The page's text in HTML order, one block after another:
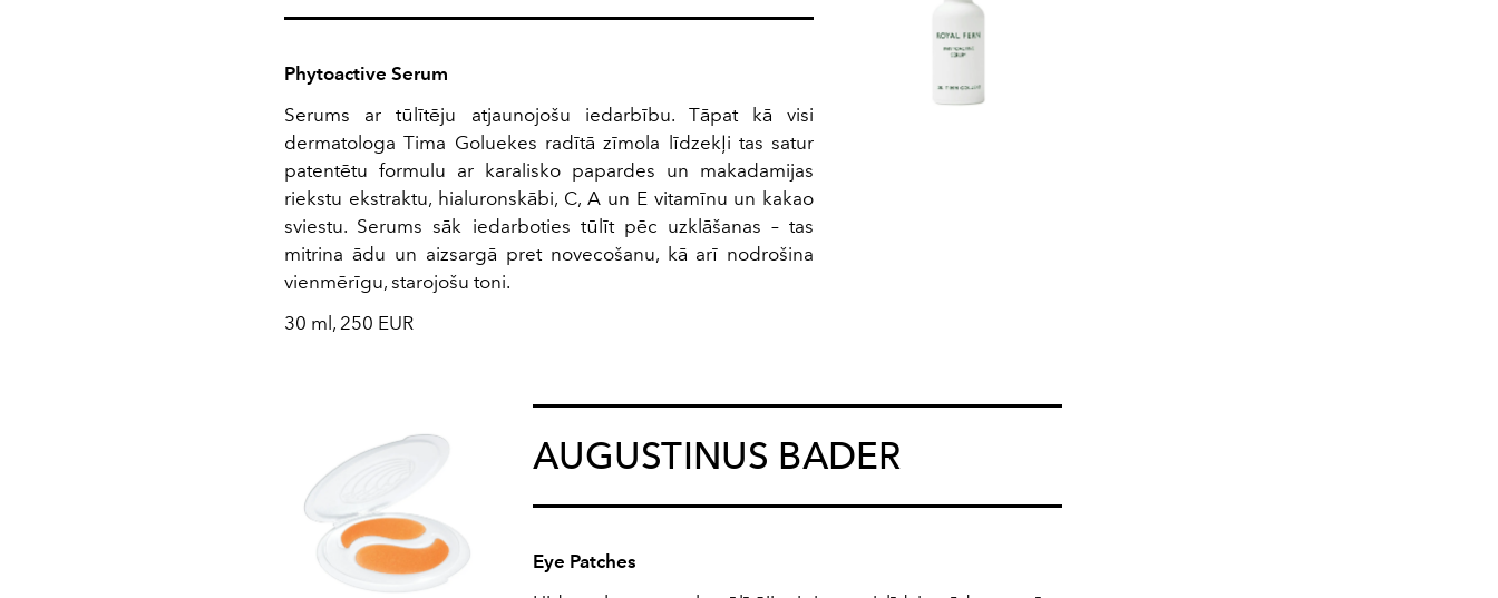
Phytoactive Serum
Serums ar tūlītēju atjaunojošu iedarbību. Tāpat kā visi
dermatologa Tima Goluekes radītā zīmola līdzekļi tas satur
patentētu formulu ar karalisko papardes un makadamijas
riekstu ekstraktu, hialuronskābi, C, A un E vitamīnu un kakao
sviestu. Serums sāk iedarboties tūlīt pēc uzklāšanas – tas
mitrina ādu un aizsargā pret novecošanu, kā arī nodrošina
vienmērīgu, starojošu toni.
30 ml, 250 EUR
AUGUSTINUS BADER
Eye Patches